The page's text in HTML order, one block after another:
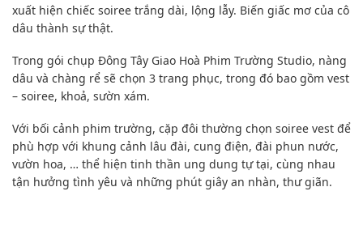
xuất hiện chiếc soiree trắng dài, lộng lẫy. Biến giấc mơ của cô
dâu thành sự thật.
Trong gói chụp Đông Tây Giao Hoà Phim Trường Studio, nàng
dâu và chàng rể sẽ chọn 3 trang phục, trong đó bao gồm vest
– soiree, khoả, sườn xám.
Với bối cảnh phim trường, cặp đôi thường chọn soiree vest để
phù hợp với khung cảnh lâu đài, cung điện, đài phun nước,
vườn hoa, … thể hiện tinh thần ung dung tự tại, cùng nhau
tận hưởng tình yêu và những phút giây an nhàn, thư giãn.